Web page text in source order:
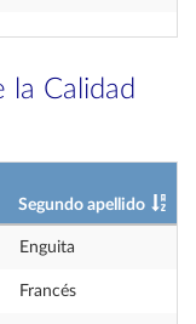
la Calidad
Segundo apellido
Enguita
Francés